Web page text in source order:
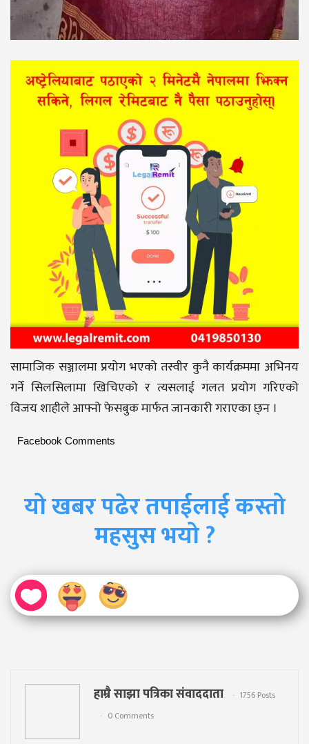
सामाजिक सञ्जालमा प्रयोग भएको तस्वीर कुनै कार्यक्रममा अभिनय
गर्ने सिलसिलामा खिचिएको र त्यसलाई गलत प्रयोग गरिएको
विजय शाहीले आफ्नो फेसबुक मार्फत जानकारी गराएका छ्न ।
Facebook Comments
यो खबर पढेर तपाईलाई कस्तो
महसुस भयो ?
हाम्रै साझा पत्रिका संवाददाता
1756 Posts
0 Comments